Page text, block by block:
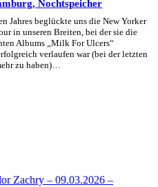
Nochtspeicher
Jahres beglückte uns die New Yorker
in unseren Breiten, bei der sie die
Albums „Milk For Ulcers“
verlaufen war (bei der letzten
zu haben)…